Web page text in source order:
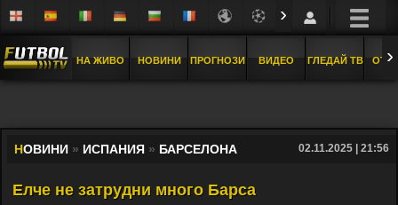
›
НА ЖИВО НОВИНИ ПРОГНОЗИ ВИДЕО ГЛЕДАЙ ТВ ›
НОВИНИ » ИСПАНИЯ » БАРСЕЛОНА 02.11.2025 | 21:56
Елче не затрудни много Барса